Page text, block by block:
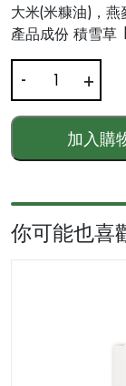
大米(米糠油)，
產品成份 積雪草
-
麥
柔
去
質
霜
+
加入購
你可能也喜